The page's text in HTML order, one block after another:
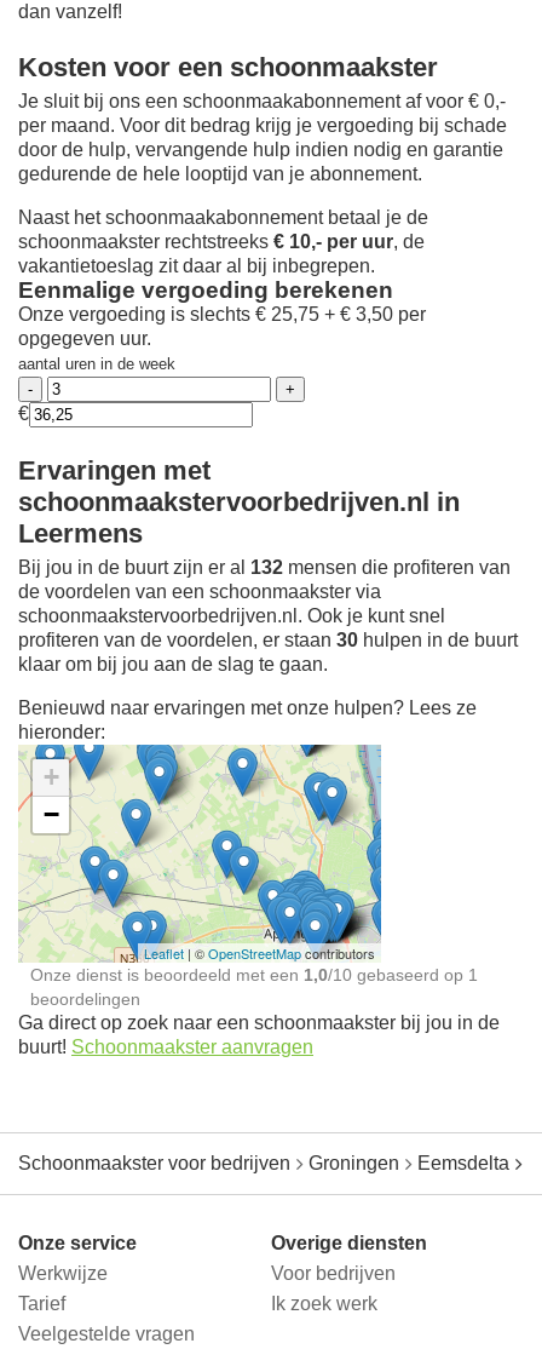
dan vanzelf!
Kosten voor een schoonmaakster
Je sluit bij ons een schoonmaakabonnement af voor € 0,-
per maand. Voor dit bedrag krijg je vergoeding bij schade
door de hulp, vervangende hulp indien nodig en garantie
gedurende de hele looptijd van je abonnement.
Naast het schoonmaakabonnement betaal je de
schoonmaakster rechtstreeks € 10,- per uur, de
vakantietoeslag zit daar al bij inbegrepen.
Eenmalige vergoeding berekenen
Onze vergoeding is slechts € 25,75 + € 3,50 per
opgegeven uur.
aantal uren in de week
€
Ervaringen met
schoonmaakstervoorbedrijven.nl in
Leermens
Bij jou in de buurt zijn er al 132 mensen die profiteren van
de voordelen van een schoonmaakster via
schoonmaakstervoorbedrijven.nl. Ook je kunt snel
profiteren van de voordelen, er staan 30 hulpen in de buurt
klaar om bij jou aan de slag te gaan.
Benieuwd naar ervaringen met onze hulpen? Lees ze
hieronder:
Ontdek meer ervaringen
Schoonmaakster bij
jou in de buurt
+
−
Leaflet | ©OpenStreetMapcontributors
Onze dienst is beoordeeld met een 1,0/10 gebaseerd op 1
beoordelingen
Ga direct op zoek naar een schoonmaakster bij jou in de
buurt! Schoonmaakster aanvragen
Schoonmaakster voor bedrijven Groningen Eemsdelta
Onze service
Werkwijze
Tarief
Veelgestelde vragen
Overige diensten
Voor bedrijven
Ik zoek werk